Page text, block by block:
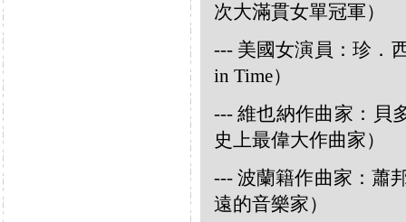
次大滿貫女單冠軍）
--- 美國女演員：珍．
in Time）
--- 維也納作曲家：貝
史上最偉大作曲家）
--- 波蘭籍作曲家：蕭
遠的音樂家）